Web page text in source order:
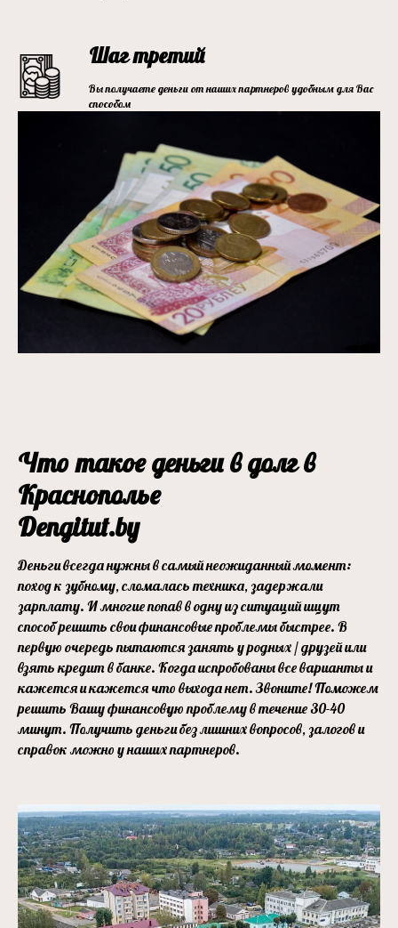
Шаг третий
Вы получаете деньги от наших партнеров удобным для Вас
способом
Что такое деньги в долг в
Краснополье
Dengitut.by
Деньги всегда нужны в самый неожиданный момент:
поход к зубному, сломалась техника, задержали
зарплату. И многие попав в одну из ситуаций ищут
способ решить свои финансовые проблемы быстрее. В
первую очередь пытаются занять у родных / друзей или
взять кредит в банке. Когда испробованы все варианты и
кажется и кажется что выхода нет. Звоните! Поможем
решить Вашу финансовую проблему в течение 30-40
минут. Получить деньги без лишних вопросов, залогов и
справок можно у наших партнеров.